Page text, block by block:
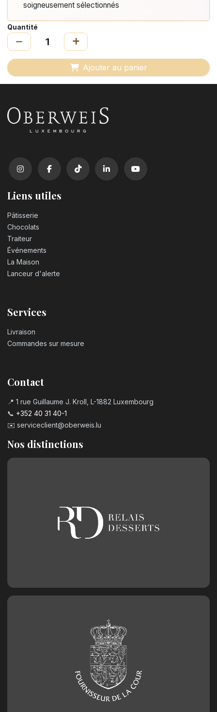
soigneusement sélectionnés
Quantité
Ajouter au panier
Liens utiles
Pâtisserie
Chocolats
Traiteur
Événements
La Maison
Lanceur d'alerte
Services
Livraison
Commandes sur mesure
Contact
📍 1 rue Guillaume J. Kroll, L-1882 Luxembourg
📞 +352 40 31 40-1
✉️ serviceclient@oberweis.lu
Nos distinctions